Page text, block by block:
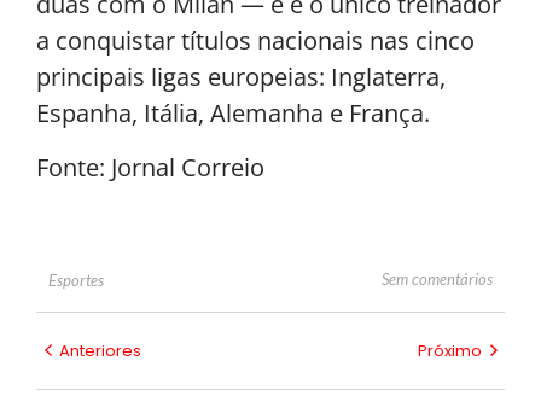
a conquistar títulos nacionais nas cinco
principais ligas europeias: Inglaterra,
Espanha, Itália, Alemanha e França.
Fonte: Jornal Correio
Esportes Sem comentários
Anteriores Próximo